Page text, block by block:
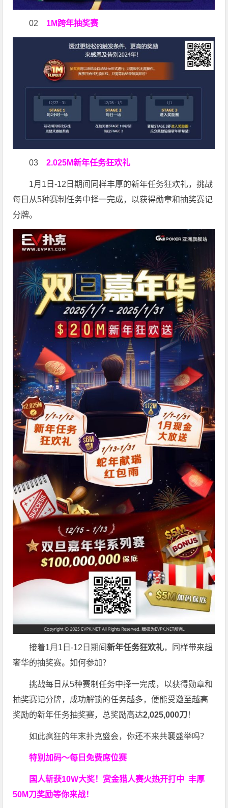
02 1M跨年抽奖赛
032.025M新年任务狂欢礼
1月1日-12日期间同样丰厚的新年任务狂欢礼，挑战
每日从5种赛制任务中择一完成，以获得勋章和抽奖赛记
分牌。
接着1月1日-12日期间新年任务狂欢礼，同样带来超
奢华的抽奖赛。如何参加？
挑战每日从5种赛制任务中择一完成，以获得勋章和
抽奖赛记分牌，成功解锁的任务越多，便能受邀至越高
奖励的新年任务抽奖赛，总奖励高达2,025,000刀！
如此疯狂的年末扑克盛会，你还不来共襄盛举吗？
特别加码～每日免费席位赛
国人斩获10W大奖！ 赏金猎人赛火热开打中 丰厚
50M刀奖励等你来战！